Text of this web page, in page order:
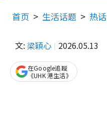
首页 生活话题 热话
文: 梁穎心 2026.05.13
在Google追蹤
《UHK 港生活》